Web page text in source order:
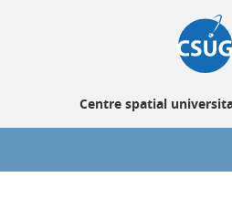
Centre spatial